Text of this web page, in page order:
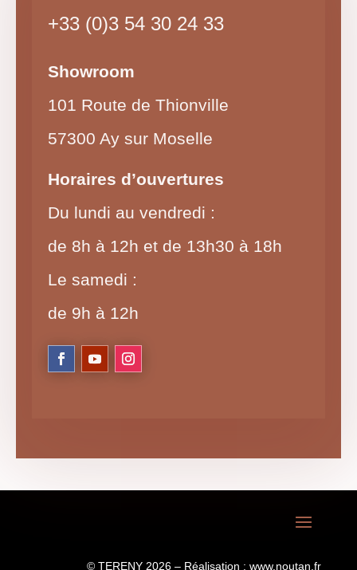
+33 (0)3 54 30 24 33
Showroom
101 Route de Thionville
57300 Ay sur Moselle
Horaires d’ouvertures
Du lundi au vendredi :
de 8h à 12h et de 13h30 à 18h
Le samedi :
de 9h à 12h
© TERENY 2026 – Réalisation :www.noutan.fr